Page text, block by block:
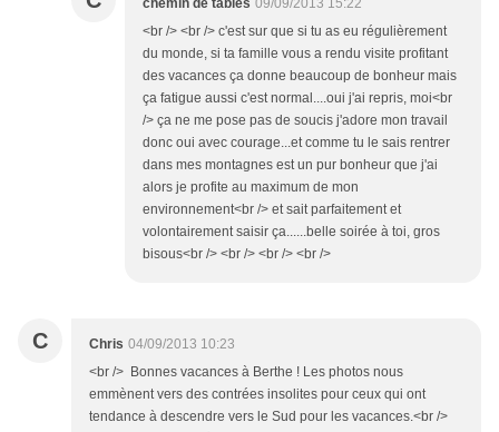
chemin de tables 09/09/2013 15:22
<br /> <br /> c'est sur que si tu as eu régulièrement
du monde, si ta famille vous a rendu visite profitant
des vacances ça donne beaucoup de bonheur mais
ça fatigue aussi c'est normal....oui j'ai repris, moi<br
/> ça ne me pose pas de soucis j'adore mon travail
donc oui avec courage...et comme tu le sais rentrer
dans mes montagnes est un pur bonheur que j'ai
alors je profite au maximum de mon
environnement<br /> et sait parfaitement et
volontairement saisir ça......belle soirée à toi, gros
bisous<br /> <br /> <br /> <br />
C Chris 04/09/2013 10:23
<br /> Bonnes vacances à Berthe ! Les photos nous
emmènent vers des contrées insolites pour ceux qui ont
tendance à descendre vers le Sud pour les vacances.<br />